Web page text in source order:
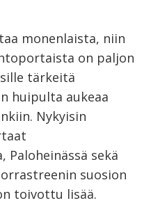
monenlaista, niin
on paljon
tärkeitä
huipulta aukeaa
Nykyisin
sekä
suosion
toivottu lisää.